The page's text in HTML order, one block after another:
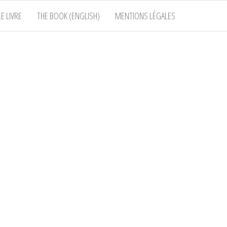
LIVRE THE BOOK (ENGLISH) MENTIONS LÉGALES